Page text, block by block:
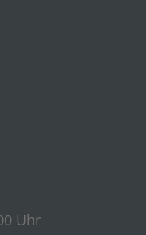
Uhr